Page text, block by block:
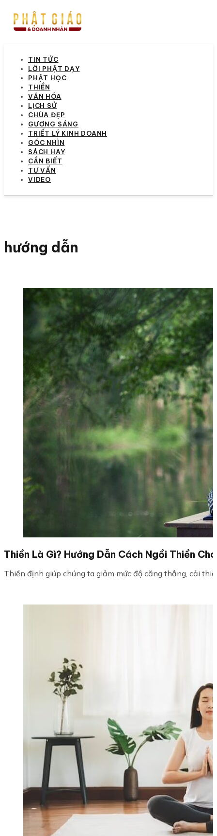
TIN TỨC
LỜI PHẬT DẠY
PHẬT HỌC
THIỀN
VĂN HÓA
LỊCH SỬ
CHÙA ĐẸP
GƯƠNG SÁNG
TRIẾT LÝ KINH DOANH
GÓC NHÌN
SÁCH HAY
CẦN BIẾT
TƯ VẤN
VIDEO
hướng dẫn
Thiền Là Gì? Hướng Dẫn Cách Ngồi Thiền
Thiền định giúp chúng ta giảm mức độ căng thẳng, cải